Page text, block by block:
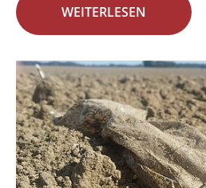
WEITERLESEN